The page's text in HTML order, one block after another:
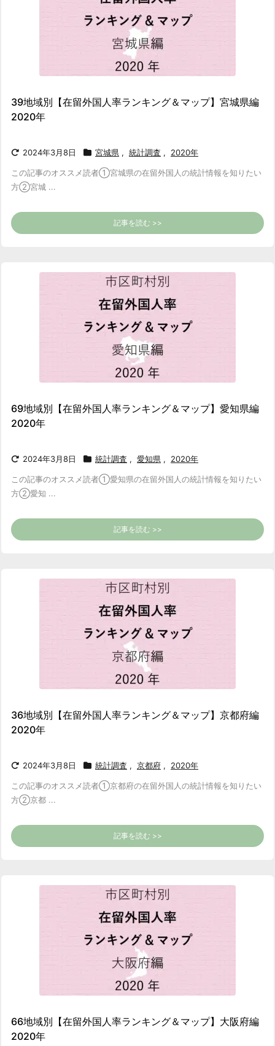
39地域別【在留外国人率ランキング＆マップ】宮城県編
2020年
2024年3月8日 宮城県 , 統計調査 , 2020年
この記事のオススメ読者①宮城県の在留外国人の統計情報を知りたい
方②宮城 ...
記事を読む >>
69地域別【在留外国人率ランキング＆マップ】愛知県編
2020年
2024年3月8日 統計調査 , 愛知県 , 2020年
この記事のオススメ読者①愛知県の在留外国人の統計情報を知りたい
方②愛知 ...
記事を読む >>
36地域別【在留外国人率ランキング＆マップ】京都府編
2020年
2024年3月8日 統計調査 , 京都府 , 2020年
この記事のオススメ読者①京都府の在留外国人の統計情報を知りたい
方②京都 ...
記事を読む >>
66地域別【在留外国人率ランキング＆マップ】大阪府編
2020年